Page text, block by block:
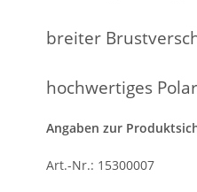
breiter
hochwertiges
Angaben zur
Art.-Nr.: 15300007